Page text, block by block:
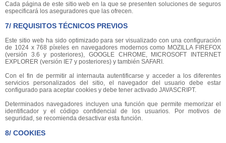
Cada página de este sitio web en la que se presenten soluciones de seguros
especificará los aseguradores que las ofrecen.
7/ REQUISITOS TÉCNICOS PREVIOS
Este sitio web ha sido optimizado para ser visualizado con una configuración
de 1024 x 768 píxeles en navegadores modernos como MOZILLA FIREFOX
(versión 3.6 y posteriores), GOOGLE CHROME, MICROSOFT INTERNET
EXPLORER (versión IE7 y posteriores) y también SAFARI.
Con el fin de permitir al internauta autentificarse y acceder a los diferentes
servicios personalizados del sitio, el navegador del usuario debe estar
configurado para aceptar cookies y debe tener activado JAVASCRIPT.
Determinados navegadores incluyen una función que permite memorizar el
identificador y el código confidencial de los usuarios. Por motivos de
seguridad, se recomienda desactivar esta función.
8/ COOKIES